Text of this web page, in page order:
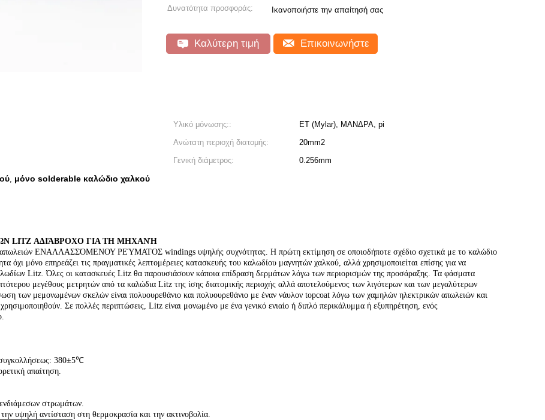
Δυνατότητα προσφοράς: Ικανοποιήστε την απαίτησή σας
Καλύτερη τιμή Επικοινωνήστε
Υλικό μόνωσης::
ET (Mylar), ΜΑΝΔΡΑ, pi
Ανώτατη περιοχή διατομής:
20mm2
Γενική διάμετρος:
0.256mm
, μόνο solderable καλώδιο χαλκού
LITZ ΑΔΙΆΒΡΟΧΟ ΓΙΑ ΤΗ ΜΗΧΑΝΉ
απωλειών ΕΝΑΛΛΑΣΣΌΜΕΝΟΥ ΡΕΎΜΑΤΟΣ windings υψηλής συχνότητας. Η πρώτη εκτίμηση σε οποιοδήποτε σχέδιο σχετικά με το καλώδιο
όχι μόνο επηρεάζει τις πραγματικές λεπτομέρειες κατασκευής του καλωδίου μαγνητών χαλκού, αλλά χρησιμοποιείται επίσης για να
Litz. Όλες οι κατασκευές Litz θα παρουσιάσουν κάποια επίδραση δερμάτων λόγω των περιορισμών της προσάραξης. Τα φάσματα
μεγέθους μετρητών από τα καλώδια Litz της ίσης διατομικής περιοχής αλλά αποτελούμενος των λιγότερων και των μεγαλύτερων
των μεμονωμένων σκελών είναι πολυουρεθάνιο και πολυουρεθάνιο με έναν νάυλον topcoat λόγω των χαμηλών ηλεκτρικών απωλειών και
Σε πολλές περιπτώσεις, Litz είναι μονωμένο με ένα γενικό ενιαίο ή διπλό περικάλυμμα ή εξυπηρέτηση, ενός
συγκολλήσεως: 380±5℃
απαίτηση.
στρωμάτων.
υψηλή αντίσταση στη θερμοκρασία και την ακτινοβολία.